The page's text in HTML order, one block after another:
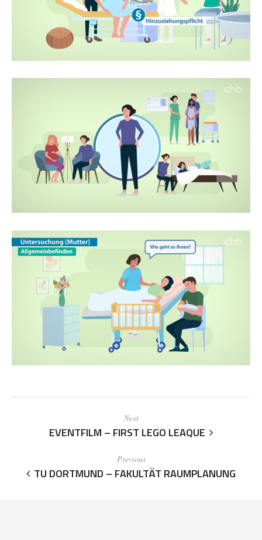
Next
EVENTFILM – FIRST LEGO LEAQUE
Previous
TU DORTMUND – FAKULTÄT RAUMPLANUNG